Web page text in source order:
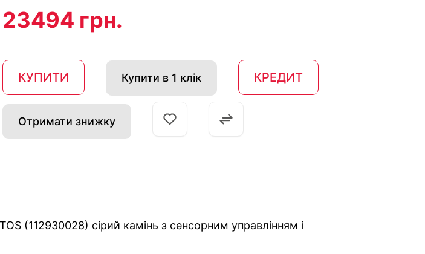
23494 грн.
КУПИТИ Купити в 1 клік КРЕДИТ
Отримати знижку
(112930028) сірий камінь з сенсорним управлінням і